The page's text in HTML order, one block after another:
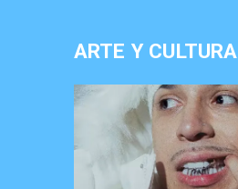
ARTE Y CULTURA